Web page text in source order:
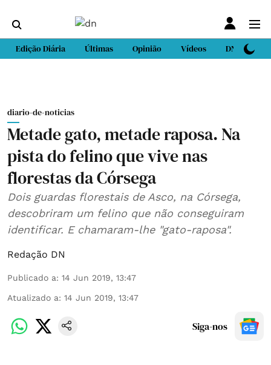
Edição Diária Últimas Opinião Vídeos DN Sport
diario-de-noticias
Metade gato, metade raposa. Na
pista do felino que vive nas
florestas da Córsega
Dois guardas florestais de Asco, na Córsega,
descobriram um felino que não conseguiram
identificar. E chamaram-lhe "gato-raposa".
Redação DN
Publicado a: 14 Jun 2019, 13:47
Atualizado a: 14 Jun 2019, 13:47
Siga-nos